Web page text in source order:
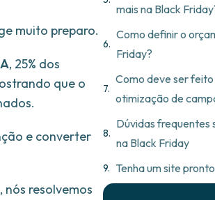
muito preparo.
, 25% dos
que o
e converter
resolvemos
mais na Black
Como definir o
Friday?
Como deve ser
otimização de
Dúvidas frequentes
na Black Friday
Tenha um site